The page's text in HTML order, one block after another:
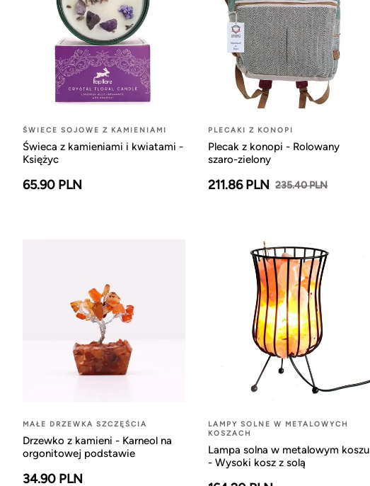
ŚWIECE SOJOWE Z KAMIENIAMI
Świeca z kamieniami i kwiatami -
Księżyc
65.90 PLN
PLECAKI Z KONOPI
Plecak z konopi - Rolowany
szaro-zielony
211.86 PLN 235.40 PLN
MAŁE DRZEWKA SZCZĘŚCIA
Drzewko z kamieni - Karneol na
orgonitowej podstawie
34.90 PLN
LAMPY SOLNE W METALOWYCH
KOSZACH
Lampa solna w metalowym koszu
- Wysoki kosz z solą